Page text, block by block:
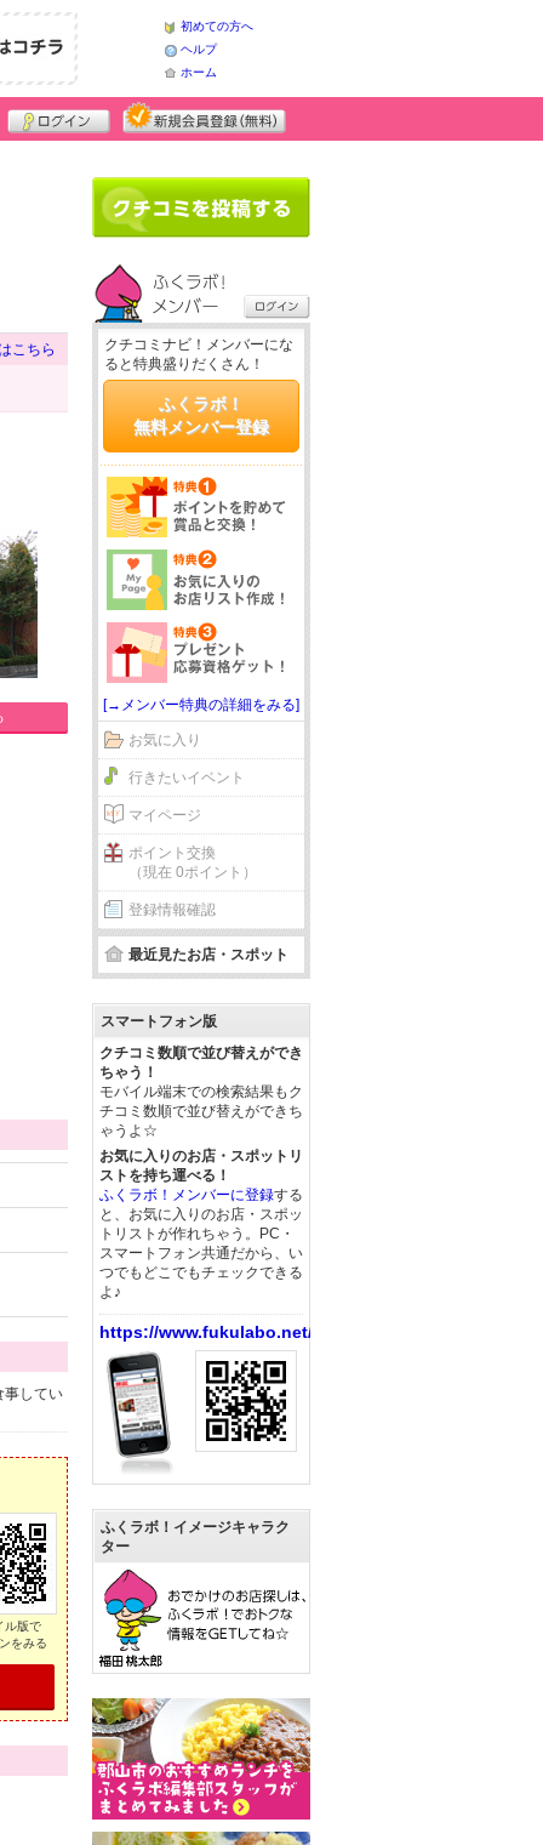
初めての方へ
ヘルプ
ホーム
こちら
事してい
ル版で
をみる
クチコミナビ！メンバーにな
ると特典盛りだくさん！
ふくラボ！
無料メンバー登録
[→メンバー特典の詳細をみる]
お気に入り
行きたいイベント
マイページ
ポイント交換
（現在 0ポイント）
登録情報確認
最近見たお店・スポット
スマートフォン版
クチコミ数順で並び替えができ
ちゃう！
モバイル端末での検索結果もク
チコミ数順で並び替えができち
ゃうよ☆
お気に入りのお店・スポットリ
ストを持ち運べる！
ふくラボ！メンバーに登録する
と、お気に入りのお店・スポッ
トリストが作れちゃう。PC・
スマートフォン共通だから、い
つでもどこでもチェックできる
よ♪
https://www.fukulabo.net/
ふくラボ！イメージキャラク
ター